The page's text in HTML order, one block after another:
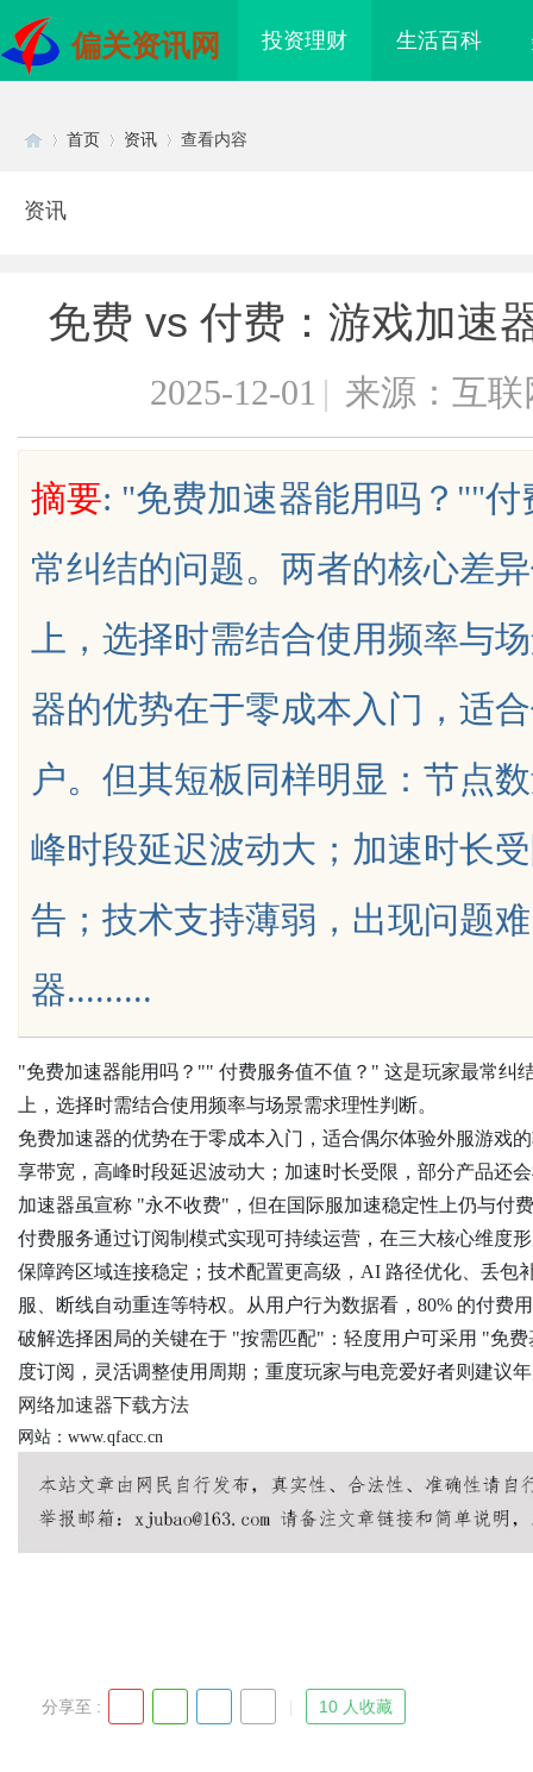
偏关资讯网 投资理财 生活百科
uz
Bo
ar
首页 资讯 查看内容
资讯
免费 vs 付费：游戏加速
2025-12-01 | 来源：互联
摘要: "免费加速器能用吗？""
常纠结的问题。两者的核心差
上，选择时需结合使用频率与
器的优势在于零成本入门，适
户。但其短板同样明显：节点
峰时段延迟波动大；加速时长
告；技术支持薄弱，出现问题
器.........
"免费加速器能用吗？"" 付费服务值不值？" 这是玩家最常纠
上，选择时需结合使用频率与场景需求理性判断。
免费加速器的优势在于零成本入门，适合偶尔体验外服游戏
享带宽，高峰时段延迟波动大；加速时长受限，部分产品还
加速器虽宣称 "永不收费"，但在国际服加速稳定性上仍与付
付费服务通过订阅制模式实现可持续运营，在三大核心维度
保障跨区域连接稳定；技术配置更高级，AI 路径优化、丢包
服、断线自动重连等特权。从用户行为数据看，80% 的付费
破解选择困局的关键在于 "按需匹配"：轻度用户可采用 "免
度订阅，灵活调整使用周期；重度玩家与电竞爱好者则建议
网络加速器下载方法
网站：www.qfacc.cn
分享至 : 10 人收藏
视平台探索